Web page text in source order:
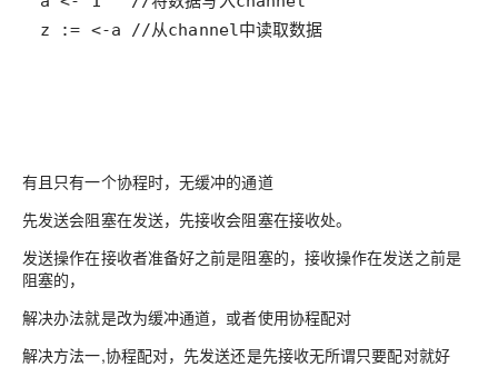
z := <-a //从channel中读取数据
有且只有一个协程时，无缓冲的通道
先发送会阻塞在发送，先接收会阻塞在接收处。
发送操作在接收者准备好之前是阻塞的，接收操作在发送之前是
阻塞的，
解决办法就是改为缓冲通道，或者使用协程配对
解决方法一,协程配对，先发送还是先接收无所谓只要配对就好